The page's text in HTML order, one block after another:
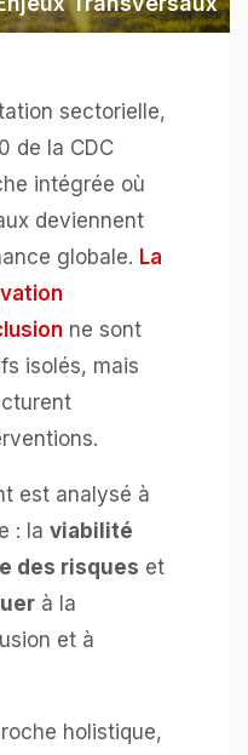
sectorielle,
de la CDC
intégrée où
deviennent
globale. La
ne sont
isolés, mais
est analysé à
: la viabilité
des risques et
à la
et à
holistique,